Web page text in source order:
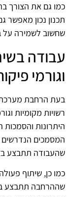
כמו גם את הצורך
תכנון נכון
שחשוב לשמירה על
עבודה
וגורמי
בעת הרחבת מערכת
רשויות מקומיות
היתרונות
המסמכים הנדרשים
שהעבודה תתבצע
כמו כן, שיתוף
שההרחבה תתבצע